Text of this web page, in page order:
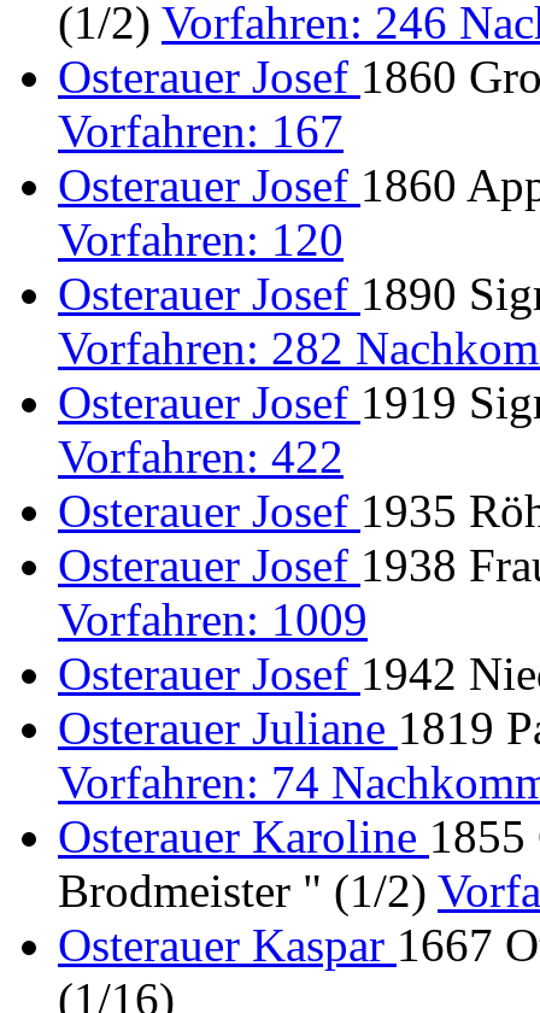
(1/2) Vorfahren: 246
Osterauer Josef 1860
Vorfahren: 167
Osterauer Josef 1860
Vorfahren: 120
Osterauer Josef 1890
Vorfahren: 282
Osterauer Josef 1919
Vorfahren: 422
Osterauer Josef 1935
Osterauer Josef 1938
Vorfahren: 1009
Osterauer Josef 1942
Osterauer Juliane 1819
Vorfahren: 74
Osterauer Karoline
Brodmeister " (1/2)
Osterauer Kaspar 1667
(1/16)